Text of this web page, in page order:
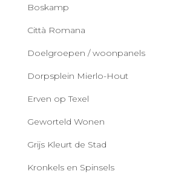
Boskamp
Città Romana
Doelgroepen / woonpanels
Dorpsplein Mierlo-Hout
Erven op Texel
Geworteld Wonen
Grijs Kleurt de Stad
Kronkels en Spinsels